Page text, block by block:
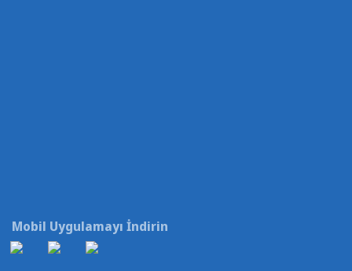
Mobil Uygulamayı İndirin